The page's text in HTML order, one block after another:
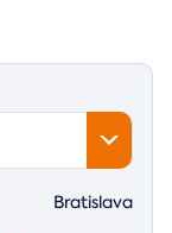
Bratislava